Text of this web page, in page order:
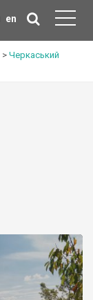
en
> Черкаський